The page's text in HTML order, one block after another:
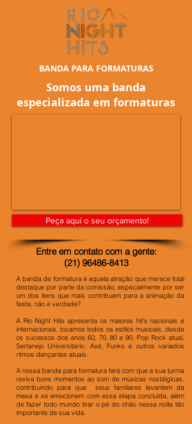
BANDA PARA FORMATURAS
Somos uma banda
especializada em formaturas
Peça aqui o seu orçamento!
Entre em contato com a gente:
(21) 96486-8413
A banda de formatura é aquela atração que merece total
destaque por parte da comissão, especialmente por ser
um dos itens que mais contribuem para a animação da
festa, não é verdade?
A Rio Night Hits apresenta os maiores hit’s nacionais e
internacionais, tocamos todos os estilos musicais, desde
os sucessos dos anos 60, 70, 80 e 90, Pop Rock atual,
Sertanejo Universitário, Axé, Funks e outros variados
ritmos dançantes atuais.
A nossa banda para formatura fará com que a sua turma
reviva bons momentos ao som de músicas nostálgicas,
contribuindo para que seus familiares levantem da
mesa e se emocionem com essa etapa concluída, além
de fazer todo mundo tirar o pé do chão nessa noite tão
importante de sua vida.